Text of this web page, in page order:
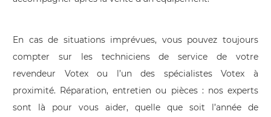
En cas de situations imprévues, vous pouvez toujours
compter sur les techniciens de service de votre
revendeur Votex ou l’un des spécialistes Votex à
proximité. Réparation, entretien ou pièces : nos experts
sont là pour vous aider, quelle que soit l’année de